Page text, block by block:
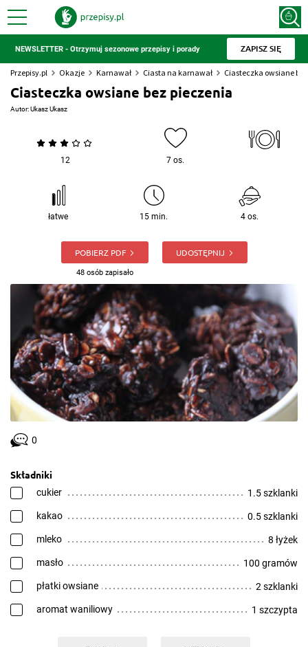
NEWSLETTER - Otrzymuj sezonowe przepisy i porady ZAPISZ SIĘ
Przepisy.pl Okazje Karnawał Ciasta na karnawał Ciasteczka owsiane
Ciasteczka owsiane bez pieczenia
Autor:Ukasz Ukasz
12 7 os.
łatwe 15 min. 4 os.
POBIERZ PDF
48 osób zapisało
UDOSTĘPNIJ
0
Składniki
cukier 1.5 szklanki
kakao 0.5 szklanki
mleko 8 łyżek
masło 100 gramów
płatki owsiane 2 szklanki
aromat waniliowy 1 szczypta